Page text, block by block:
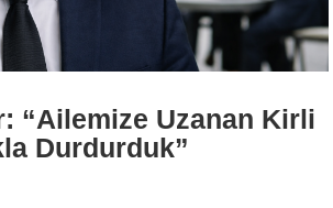
“Ailemize Uzanan Kirli
Durdurduk”